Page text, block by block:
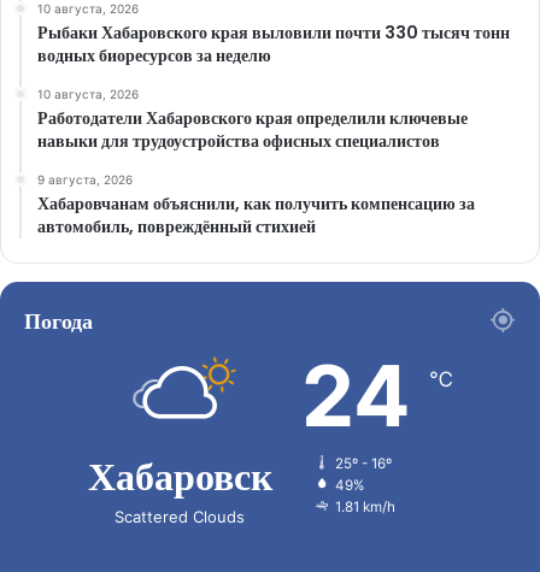
10 августа, 2026
Рыбаки Хабаровского края выловили почти 330 тысяч тонн
водных биоресурсов за неделю
10 августа, 2026
Работодатели Хабаровского края определили ключевые
навыки для трудоустройства офисных специалистов
9 августа, 2026
Хабаровчанам объяснили, как получить компенсацию за
автомобиль, повреждённый стихией
Погода
Хабаровск
Scattered Clouds
24 ℃
25º - 16º
49%
1.81 km/h